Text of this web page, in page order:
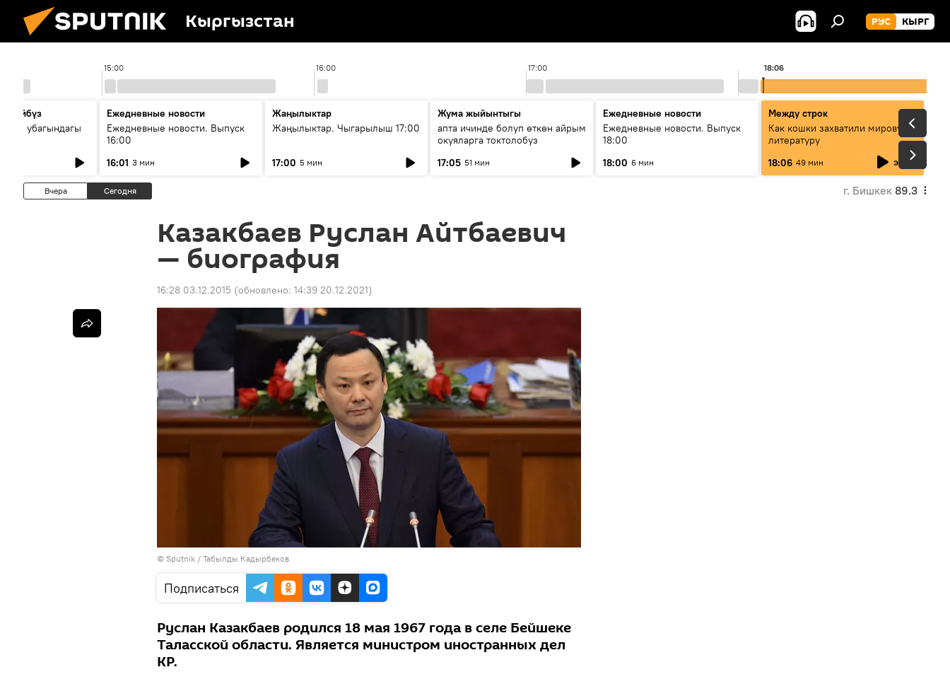
Кыргызстан РУС КЫРГ
15:00 16:00 17:00 18:06
өз убагындагы
Ежедневные новости
Ежедневные новости. Выпуск
16:00
16:01 3 мин
Жаңылыктар
Жаңылыктар. Чыгарылыш 17:00
17:00 5 мин
Жума жыйынтыгы
апта ичинде болуп өткөн айрым
окуяларга токтолобуз
17:05 51 мин
Ежедневные новости
Ежедневные новости. Выпуск
18:00
18:00 6 мин
Между строк
Как кошки захватили мировую
литературу
18:06 49 мин эфир
Вчера Сегодня г. Бишкек 89.3
Казакбаев Руслан Айтбаевич
— биография
16:28 03.12.2015 (обновлено: 14:39 20.12.2021)
© Sputnik / Табылды Кадырбеков
Подписаться
Руслан Казакбаев родился 18 мая 1967 года в селе Бейшеке
Таласской области. Является министром иностранных дел
КР.